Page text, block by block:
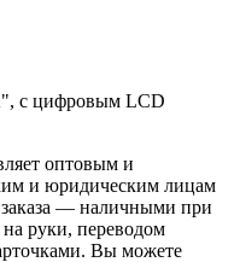
с цифровым LCD
оптовым и
и юридическим лицам
заказа — наличными при
руки, переводом
Вы можете